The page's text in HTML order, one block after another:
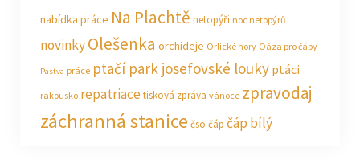
nabídka práce Na Plachtě netopýři noc netopýrů
novinkyOlešenka orchideje Orlické hory Oáza pro čápy
Pastva práce ptačí park josefovské louky ptáci
rakousko repatriacetisková zpráva vánoce zpravodaj
záchranná stanice čso čáp čáp bílý